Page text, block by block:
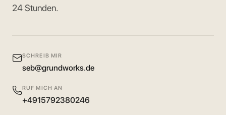
24 Stunden.
SCHREIB MIR
seb@grundworks.de
RUF MICH AN
+4915792380246